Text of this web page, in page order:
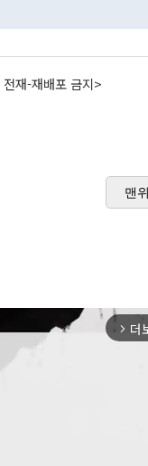
재-재배포 금지>
맨
arrow_forward_ios 더